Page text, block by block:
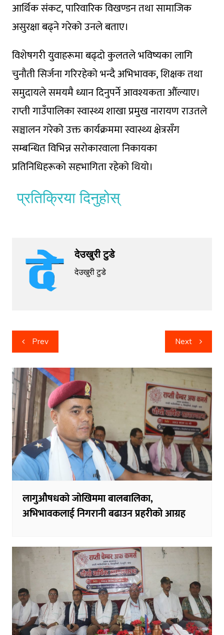
आर्थिक संकट, पारिवारिक विखण्डन तथा सामाजिक
असुरक्षा बढ्ने गरेको उनले बताए।
विशेषगरी युवाहरूमा बढ्दो कुलतले भविष्यका लागि
चुनौती सिर्जना गरिरहेको भन्दै अभिभावक, शिक्षक तथा
समुदायले समयमै ध्यान दिनुपर्ने आवश्यकता औंल्याए।
राप्ती गाउँपालिका स्वास्थ्य शाखा प्रमुख नारायण राउतले
सञ्चालन गरेको उक्त कार्यक्रममा स्वास्थ्य क्षेत्रसँग
सम्बन्धित विभिन्न सरोकारवाला निकायका
प्रतिनिधिहरूको सहभागिता रहेको थियो।
प्रतिक्रिया दिनुहोस्
देउखुरी टुडे
देउखुरी टुडे
Post
navigation
Prev Next
लागुऔषधको जोखिममा बालबालिका,
अभिभावकलाई निगरानी बढाउन प्रहरीको आग्रह